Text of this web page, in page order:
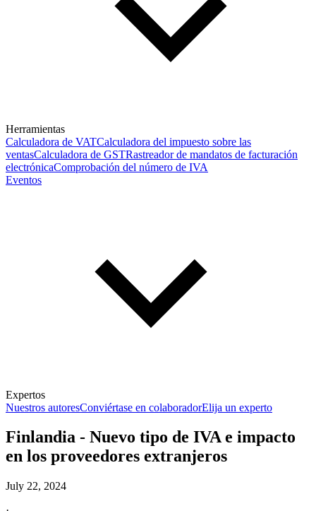
Herramientas
Calculadora de VATCalculadora del impuesto sobre las
ventasCalculadora de GSTRastreador de mandatos de facturación
electrónicaComprobación del número de IVA
Eventos
Expertos
Nuestros autoresConviértase en colaboradorElija un experto
Finlandia - Nuevo tipo de IVA e impacto
en los proveedores extranjeros
July 22, 2024